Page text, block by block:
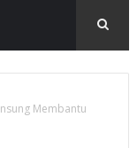
Membantu